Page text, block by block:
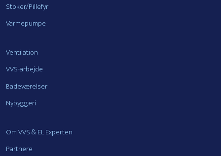
Stoker/Pillefyr
Varmepumpe
Ventilation
VVS-arbejde
Badeværelser
Nybyggeri
Om VVS & EL Experten
Partnere